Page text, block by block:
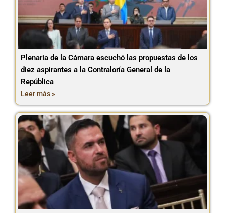
Plenaria de la Cámara escuchó las propuestas de los
diez aspirantes a la Contraloría General de la
República
Leer más »